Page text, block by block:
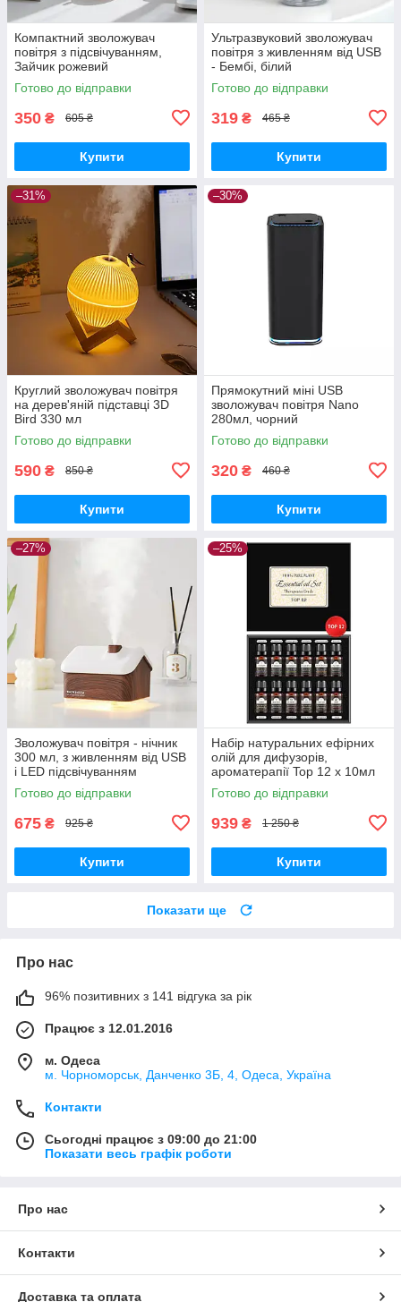
Компактний зволожувач
повітря з підсвічуванням,
Зайчик рожевий
Готово до відправки
350 ₴ 605 ₴
Купити
Ультразвуковий зволожувач
повітря з живленням від USB
- Бембі, білий
Готово до відправки
319 ₴ 465 ₴
Купити
–31%
Круглий зволожувач повітря
на дерев'яній підставці 3D
Bird 330 мл
Готово до відправки
590 ₴ 850 ₴
Купити
–30%
Прямокутний міні USB
зволожувач повітря Nano
280мл, чорний
Готово до відправки
320 ₴ 460 ₴
Купити
–27%
Зволожувач повітря - нічник
300 мл, з живленням від USB
і LED підсвічуванням
Дерев'яний Сніговий Дім
Готово до відправки
675 ₴ 925 ₴
Купити
–25%
Набір натуральних ефірних
олій для дифузорів,
ароматерапії Top 12 х 10мл
Готово до відправки
939 ₴ 1 250 ₴
Купити
Показати ще
Про нас
96% позитивних з 141 відгука за рік
Працює з 12.01.2016
м. Одеса
м. Чорноморськ, Данченко 3Б, 4, Одеса, Україна
Контакти
Сьогодні працює з 09:00 до 21:00
Показати весь графік роботи
Про нас
Контакти
Доставка та оплата